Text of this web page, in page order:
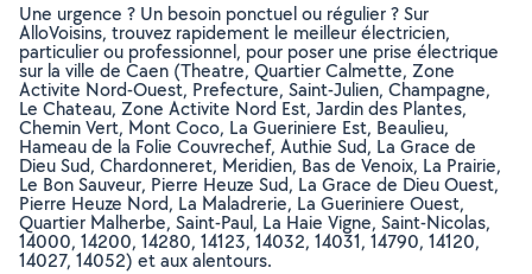
Une urgence ? Un besoin ponctuel ou régulier ? Sur
AlloVoisins, trouvez rapidement le meilleur électricien,
particulier ou professionnel, pour poser une prise électrique
sur la ville de Caen (Theatre, Quartier Calmette, Zone
Activite Nord-Ouest, Prefecture, Saint-Julien, Champagne,
Le Chateau, Zone Activite Nord Est, Jardin des Plantes,
Chemin Vert, Mont Coco, La Gueriniere Est, Beaulieu,
Hameau de la Folie Couvrechef, Authie Sud, La Grace de
Dieu Sud, Chardonneret, Meridien, Bas de Venoix, La Prairie,
Le Bon Sauveur, Pierre Heuze Sud, La Grace de Dieu Ouest,
Pierre Heuze Nord, La Maladrerie, La Gueriniere Ouest,
Quartier Malherbe, Saint-Paul, La Haie Vigne, Saint-Nicolas,
14000, 14200, 14280, 14123, 14032, 14031, 14790, 14120,
14027, 14052) et aux alentours.